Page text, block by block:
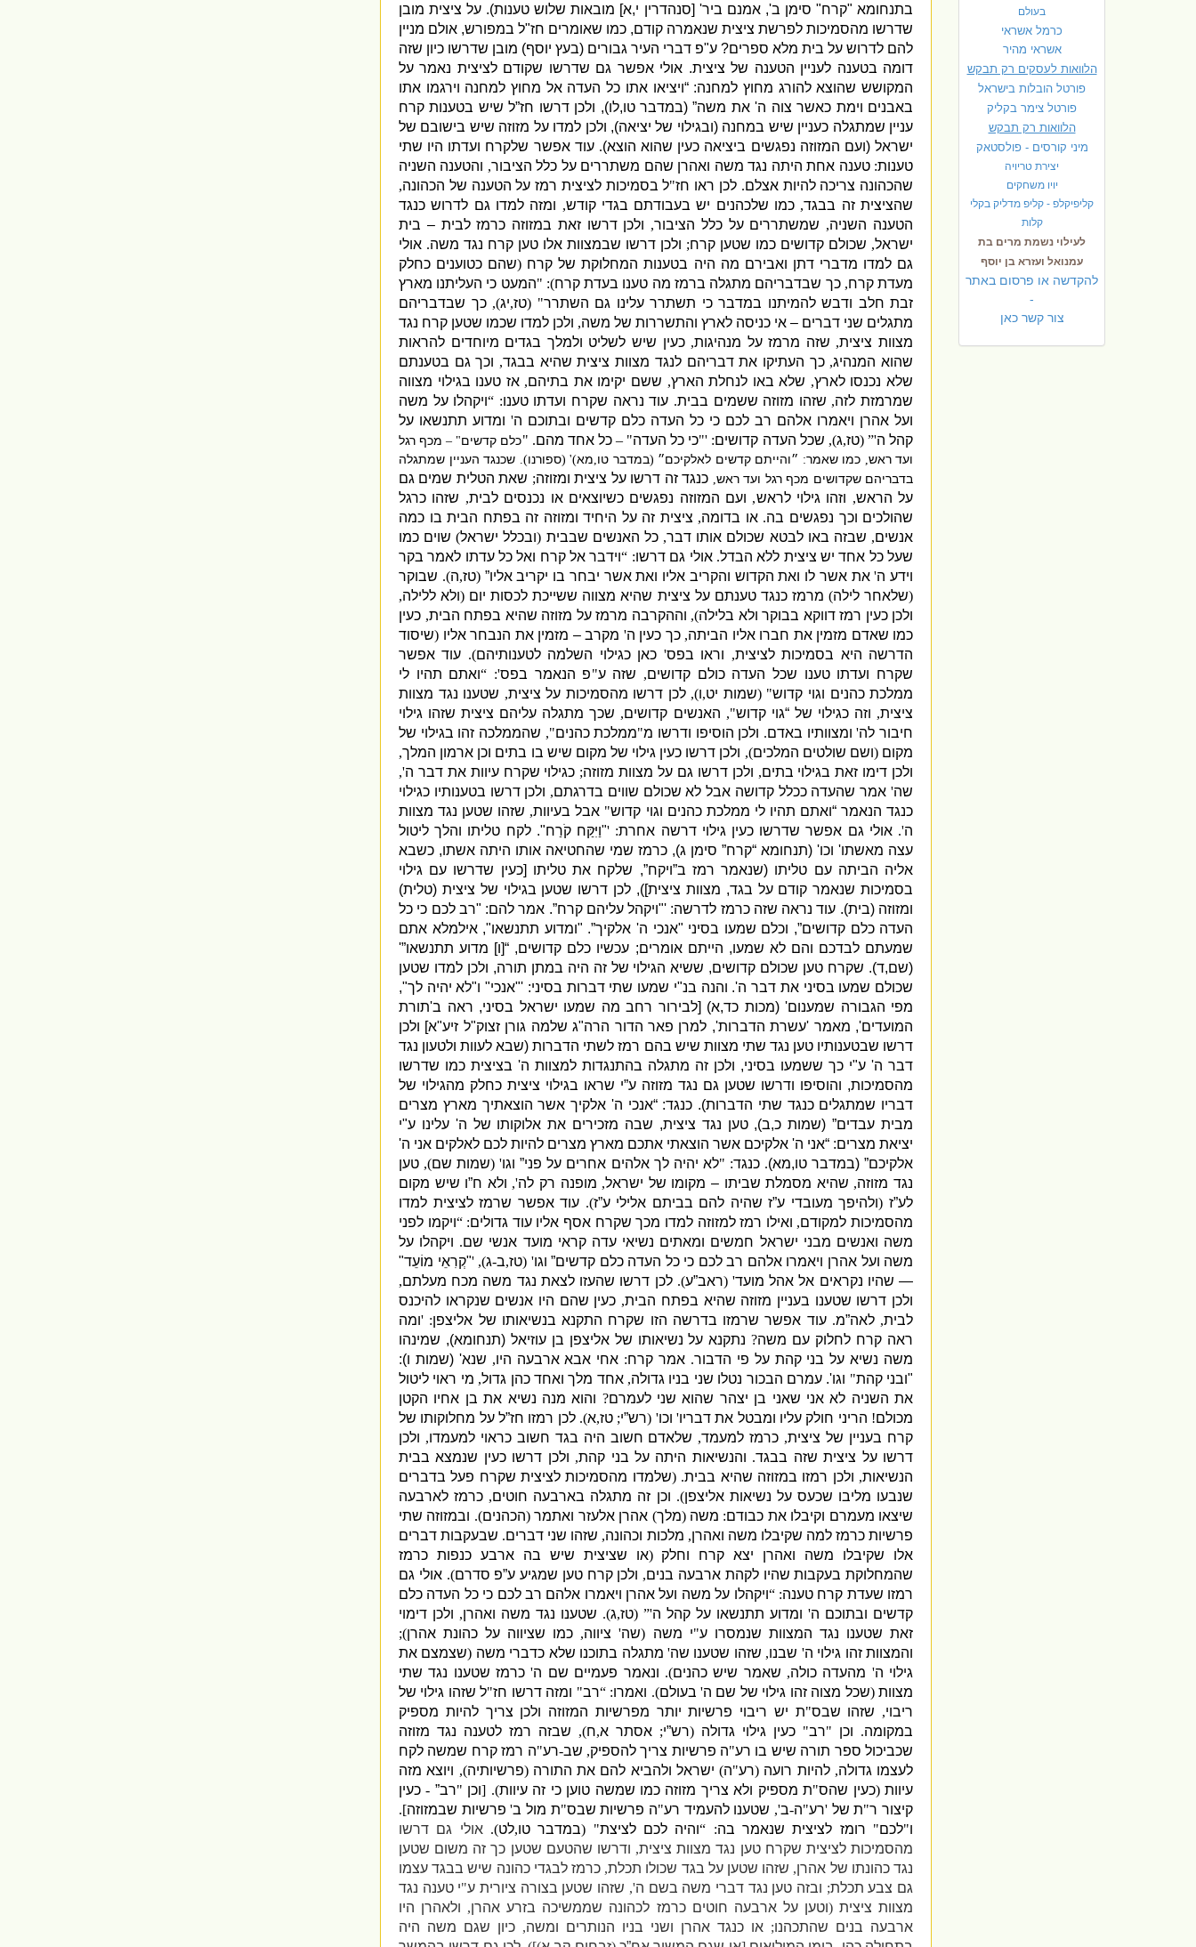
בעולם
כרמל אשראי
אשראי מהיר
הלוואות לעסקים רק תבקש
פורטל הובלות בישראל
פורטל צימר בקליק
הלוואות רק תבקש
מיני קורסים - פולסטאק
יצירת טריויה
יויו משחקים
קליפיקלפ - קליפ מדליק בקלי
קלות
לעילוי נשמת מרים בת
עמנואל ועזרא בן יוסף
להקדשה או פרסום באתר
-
צור קשר כאן
בתנחומא "קרח" סימן ב',אמנם ביר' [סנהדרין י,א] מובאות שלוש טענות). על ציצית מובן
שדרשו מהסמיכות לפרשת ציצית שנאמרה קודם, כמו שאומרים חז"ל במפורש, אולם מניין
להם לדרוש על בית מלא ספרים? ע"פ דברי העיר גבורים (בעץ יוסף) מובן שדרשו כיון שזה
דומה בטענה לעניין הטענה של ציצית. אולי אפשר גם שדרשו שקודם לציצית נאמר על
המקושש שהוצא להורג מחוץ למחנה: “ויציאו אתו כל העדה אל מחוץ למחנה וירגמו אתו
באבנים וימת כאשר צוה ה'את משה” (במדבר טו,לו), ולכן דרשו חז”ל שיש בטענות קרח
עניין שמתגלה כעניין שיש במחנה(ובגילוי של יציאה), ולכן למדו על מזוזה שיש בישובם של
ישראל(ועם המזוזה נפגשים ביציאה כעין שהוא הוצא)
.עוד אפשר שלקרח ועדתו היו שתי
טענות:טענה אחת היתה נגד משה ואהרן שהם משתררים על כלל הציבור, והטענה השניה
שהכהונה צריכה להיות אצלם.לכן ראו חז"ל בסמיכות לציצית רמז על הטענה של הכהונה,
שהציצית זה בבגד, כמו שלכהנים יש בעבודתם בגדי קודש, ומזה למדו גם לדרוש כנגד
הטענה השניה, שמשתררים על כלל הציבור, ולכן דרשו זאת במזוזה כרמז לבית – בית
ישראל, שכולם קדושים כמו שטען קרח; ולכן דרשו שבמצוות אלו טען קרח נגד משה. אולי
גם למדו מדברי דתן ואבירם מה היה בטענות המחלוקת של קרח (שהם כטוענים כחלק
מעדת קרח,כך שבדבריהם מתגלה ברמז מה טענו בעדת קרח): "המעט כי העליתנו מארץ
זבת חלב ודבש להמיתנו במדבר כי תשתרר עלינו גם השתרר" (טז,יג),כך שבדבריהם
מתגלים שני דברים – אי כניסה לארץ והתשררות של משה, ולכן למדו שכמו שטען קרח נגד
מצוות ציצית, שזה מרמז על מנהיגות,כעין שיש לשליט ולמלך בגדים מיוחדים להראות
שהוא המנהיג,כך העתיקו את דבריהם לנגד מצוות ציצית שהיא בבגד, וכך גם בטענתם
שלא נכנסו לארץ, שלא באו לנחלת הארץ, ששם יקימו את בתיהם,אז טענו בגילוי מצווה
שמרמזת לזה, שזהו מזוזה ששמים בבית. עוד נראה שקרח ועדתו טענו: “ויקהלו על משה
ועל אהרן ויאמרו אלהם רב לכם כי כל העדה כלם קדשים ובתוכם ה' ומדוע תתנשאו על
קהל ה'” (טז,ג), שכל העדה קדושים: '"כי כל העדה" –כל אחד מהם. "כלם קדשים" – מכף רגל
ועד ראש כמו שאמר: ״והייתם קדשים לאלקיכם״ (במדבר טו מא)' (ספורנו). שכנגד העניין שמתגלה
בדבריהם שקדושים מכף רגל ועד ראש כנגד זה דרשו על ציצית ומזוזה; שאת הטלית שמים גם
על הראש, וזהו גילוי לראש, ועם המזוזה נפגשים כשיוצאים או נכנסים לבית, שזהו כרגל
שהולכים וכך נפגשים בה.או בדומה, ציצית זה על היחיד ומזוזה זה בפתח הבית בו כמה
אנשים, שבזה באו לבטא שכולם אותו דבר,כל האנשים שבבית (ובכלל ישראל) שוים כמו
שעל כל אחד יש ציצית ללא הבדל.אולי גם דרשו: “וידבר אל קרח ואל כל עדתו לאמר בקר
וידע ה'את אשר לו ואת הקדוש והקריב אליו ואת אשר יבחר בו יקריב אליו”(טז,ה). שבוקר
(שלאחר לילה) מרמז כנגד טענתם על ציצית שהיא מצווה ששייכת לכסות יום (ולא ללילה,
ולכן כעין רמז דווקא בבוקר ולא בלילה), וההקרבה מרמז על מזוזה שהיא בפתח הבית, כעין
כמו שאדם מזמין את חברו אליו הביתה,כך כעין ה' מקרב – מזמין את הנבחר אליו (שיסוד
הדרשה היא בסמיכות לציצית, וראו בפס' כאן כגילוי השלמה לטענותיהם). עוד אפשר
שקרח ועדתו טענו שכל העדה כולם קדושים, שזה ע"פ הנאמר בפס': “ואתם תהיו לי
ממלכת כהנים וגוי קדוש" (שמות יט,ו),לכן דרשו מהסמיכות על ציצית, שטענו נגד מצוות
ציצית, וזה כגילוי של “גוי קדוש", האנשים קדושים, שכך מתגלה עליהם ציצית שזהו גילוי
חיבור לה' ומצוותיו באדם. ולכן הוסיפו ודרשו מ"ממלכת כהנים", שהממלכה זהו בגילוי של
מקום(ושם שולטים המלכים), ולכן דרשו כעין גילוי של מקום שיש בו בתים וכן ארמון המלך,
ולכן דימו זאת בגילוי בתים, ולכן דרשו גם על מצוות מזוזה; כגילוי שקרח עיוות את דבר ה',
שה' אמר שהעדה ככלל קדושה אבל לא שכולם שווים בדרגתם, ולכן דרשו בטענותיו כגילוי
כנגד הנאמר “ואתם תהיו לי ממלכת כהנים וגוי קדוש" אבל בעיוות, שזהו שטען נגד מצוות
ה'.אולי גם אפשר שדרשו כעין גילוי דרשה אחרת: '
"וַיִּקַּח קֹרַח"
.לקח טליתו והלך ליטול
עצה מאשתו' וכו' (תנחומא “קרח” סימן ג), כרמז שמי שהחטיאה אותו היתה אשתו, כשבא
אליה הביתה עם טליתו (שנאמר רמז ב”ויקח”, שלקח את טליתו [כעין שדרשו עם גילוי
בסמיכות שנאמר קודם על בגד, מצוות ציצית]), לכן דרשו שטען בגילוי של ציצית (טלית)
ומזוזה(בית). עוד נראה שזה כרמז לדרשה: '"ויקהל עליהם קרח”. אמר להם: "רב לכם כי כל
העדה כלם קדושים”, וכלם שמעו בסיני "אנכי ה' אלקיך”. "ומדוע תתנשאו",אילמלא אתם
שמעתם לבדכם והם לא שמעו, הייתם אומרים; עכשיו כלם קדושים, “[ו] מדוע תתנשאו”'
(שם,ד). שקרח טען שכולם קדושים, ששיא הגילוי של זה היה במתן תורה, ולכן למדו שטען
שכולם שמעו בסיני את דבר ה'. והנה בנ"י שמעו שתי דברות בסיני: '"אנכי" ו"לא יהיה לך",
מפי הגבורה שמענום' (מכות כד,א) [לבירור רחב מה שמעו ישראל בסיני, ראה ב'תורת
המועדים', מאמר 'עשרת הדברות', למרן פאר הדור הרה"ג שלמה גורן זצוק"ל זיע"א] ולכן
דרשו שבטענותיו טען נגד שתי מצוות שיש בהם רמז לשתי הדברות (שבא לעוות ולטעון נגד
דבר ה' ע"י כך ששמעו בסיני, ולכן זה מתגלה בהתנגדות למצוות ה' בציצית כמו שדרשו
מהסמיכות, והוסיפו ודרשו שטען גם נגד מזוזה ע”י שראו בגילוי ציצית כחלק מהגילוי של
דבריו שמתגלים כנגד שתי הדברות). כנגד: “אנכי ה' אלקיך אשר הוצאתיך מארץ מצרים
מבית עבדים” (שמות כ,ב),טען נגד ציצית, שבה מזכירים את אלוקותו של ה'עלינו ע"י
יציאת מצרים: “אני ה' אלקיכם אשר הוצאתי אתכם מארץ מצרים להיות לכם לאלקים אני ה'
אלקיכם”(במדבר טו,מא)
.כנגד: "לא יהיה לך אלהים אחרים על פני” וגו' (שמות שם), טען
נגד מזוזה, שהיא מסמלת שביתו – מקומו של ישראל, מופנה רק לה', ולא ח”ו שיש מקום
לע”ז (ולהיפך מעובדי ע”ז שהיה להם בביתם אלילי ע”ז). עוד אפשר שרמז לציצית למדו
מהסמיכות למקודם, ואילו רמז למזוזה למדו מכך שקרח אסף אליו עוד גדולים: “ויקמו לפני
משה ואנשים מבני ישראל חמשים ומאתים נשיאי עדה קראי מועד אנשי שם. ויקהלו על
משה ועל אהרן ויאמרו אלהם רב לכם כי כל העדה כלם קדשים” וגו' (טז,ב-ג), '
"קְרִאֵי מוֹעֵד"
— שהיו נקראים אל אהל מועד' (ראב”ע).לכן דרשו שהעזו לצאת נגד משה מכח מעלתם,
ולכן דרשו שטענו בעניין מזוזה שהיא בפתח הבית, כעין שהם היו אנשים שנקראו להיכנס
לבית,לאה”מ.עוד אפשר שרמזו בדרשה הזו שקרח התקנא בנשיאותו של אליצפן: 'ומה
ראה קרח לחלוק עם משה? נתקנא על נשיאותו של אליצפן בן עוזיאל(תנחומא), שמינהו
משה נשיא על בני קהת על פי הדבור. אמר קרח: אחי אבא ארבעה היו, שנא' (שמות ו):
"ובני קהת" וגו'.עמרם הבכור נטלו שני בניו גדולה,אחד מלך ואחד כהן גדול, מי ראוי ליטול
את השניה לא אני שאני בן יצהר שהוא שני לעמרם? והוא מנה נשיא את בן אחיו הקטן
מכולם! הריני חולק עליו ומבטל את דבריו' וכו' (רש”י; טז,א).לכן רמזו חז”ל על מחלוקותו של
קרח בעניין של ציצית, כרמז למעמד, שלאדם חשוב היה בגד חשוב כראוי למעמדו, ולכן
דרשו על ציצית שזה בבגד. והנשיאות היתה על בני קהת, ולכן דרשו כעין שנמצא בבית
הנשיאות, ולכן רמזו במזוזה שהיא בבית. (שלמדו מהסמיכות לציצית שקרח פעל בדברים
שנבעו מליבו שכעס על נשיאות אליצפן). וכן זה מתגלה בארבעה חוטים, כרמז לארבעה
שיצאו מעמרם וקיבלו את כבודם: משה(מלך) אהרן אלעזר ואתמר(הכהנים). ובמזוזה שתי
פרשיות כרמז למה שקיבלו משה ואהרן, מלכות וכהונה, שזהו שני דברים. שבעקבות דברים
אלו שקיבלו משה ואהרן יצא קרח וחלק(או שציצית שיש בה ארבע כנפות כרמז
שהמחלוקת בעקבות שהיו לקהת ארבעה בנים, ולכן קרח טען שמגיע ע”פ סדרם).אולי גם
רמזו שעדת קרח טענה: “ויקהלו על משה ועל אהרן ויאמרו אלהם רב לכם כי כל העדה כלם
קדשים ובתוכם ה' ומדוע תתנשאו על קהל ה'” (טז,ג). שטענו נגד משה ואהרן, ולכן דימוי
זאת שטענו נגד המצוות שנמסרו ע"י משה (שה' ציווה, כמו שציווה על כהונת אהרן);
והמצוות זהו גילוי ה' שבנו, שזהו שטענו שה' מתגלה בתוכנו שלא כדברי משה (שצמצם את
גילוי ה' מהעדה כולה, שאמר שיש כהנים). ונאמר פעמיים שם ה' כרמז שטענו נגד שתי
מצוות(שכל מצוה זהו גילוי של שם ה' בעולם). ואמרו: “רב" ומזה דרשו חז"ל שזהו גילוי של
ריבוי, שזהו שבס"ת יש ריבוי פרשיות יותר מפרשיות המזוזה ולכן צריך להיות מספיק
במקומה. וכן "רב" כעין גילוי גדולה (רש”י; אסתר א,ח), שבזה רמז לטענה נגד מזוזה
שכביכול ספר תורה שיש בו רע"ה פרשיות צריך להספיק, שב-רע"ה רמז קרח שמשה לקח
לעצמו גדולה,להיות רועה (רע"ה) ישראל ולהביא להם את התורה(פרשיותיה), ויוצא מזה
עיוות(כעין שהס"ת מספיק ולא צריך מזוזה כמו שמשה טוען כי זה עיוות). [וכן "רב” - כעין
קיצור ר"ת של 'רע"ה-ב', שטענו להעמיד רע"ה פרשיות שבס"ת מול ב' פרשיות שבמזוזה].
ו"לכם" רומז לציצית שנאמר בה: “והיה לכם לציצת" (במדבר טו,לט).אולי גם דרשו
מהסמיכות לציצית שקרח טען נגד מצוות ציצית, ודרשו שהטעם שטען כך זה משום שטען
נגד כהונתו של אהרן, שזהו שטען על בגד שכולו תכלת, כרמז לבגדי כהונה שיש בבגד עצמו
גם צבע תכלת; ובזה טען נגד דברי משה בשם ה', שזהו שטען בצורה ציורית ע"י טענה נגד
מצוות ציצית(וטען על ארבעה חוטים כרמז לכהונה שממשיכה בזרע אהרן, ולאהרן היו
ארבעה בנים שהתכהנו; או כנגד אהרן ושני בניו הנותרים ומשה, כיון שגם משה היה